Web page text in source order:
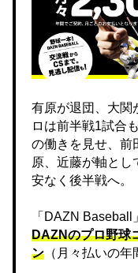
有原が退団、大関
ロは前半戦1試合
の働きを見せ、前
原、近藤が軸とし
安なく後半戦へ。
「DAZN Baseball
DAZNのプロ野球
ン （月々払いの年